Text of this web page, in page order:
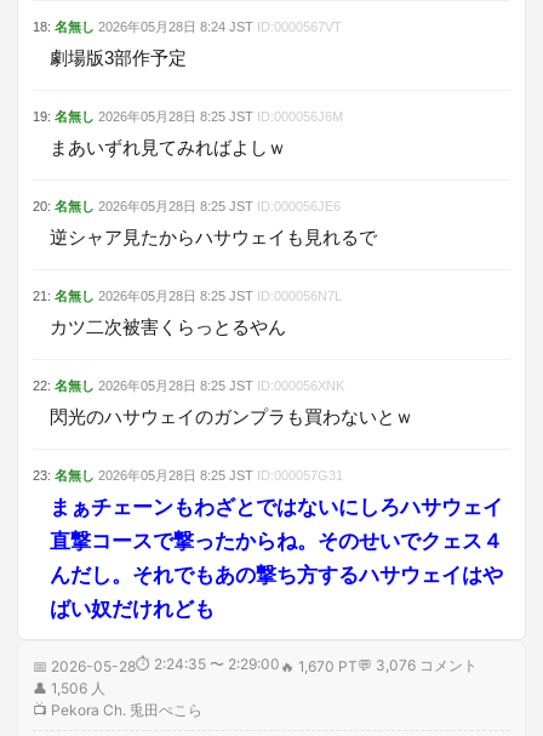
18: 名無し 2026年05月28日 8:24 JST ID:0000567VT
劇場版3部作予定
19: 名無し 2026年05月28日 8:25 JST ID:000056J6M
まあいずれ見てみればよしｗ
20: 名無し 2026年05月28日 8:25 JST ID:000056JE6
逆シャア見たからハサウェイも見れるで
21 : 名無し 2026年05月28日 8:25 JST ID:000056N7L
カツ二次被害くらっとるやん
22: 名無し 2026年05月28日 8:25 JST ID:000056XNK
閃光のハサウェイのガンプラも買わないとｗ
23: 名無し 2026年05月28日 8:25 JST ID:000057G31
まぁチェーンもわざとではないにしろハサウェイ
直撃コースで撃ったからね。そのせいでクェス４
んだし。それでもあの撃ち方するハサウェイはや
ばい奴だけれども
📅 2026-05-28⏱ 2:24:35 〜 2:29:00 🔥 1,670 PT💬 3,076 コメント
👤 1,506 人
📺 Pekora Ch. 兎田ぺこら